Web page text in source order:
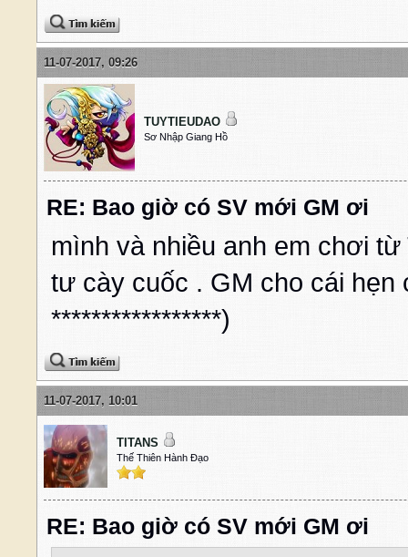
11-07-2017, 09:26
TUYTIEUDAO
Sơ Nhập Giang Hồ
RE: Bao giờ có SV mới GM ơi
mình và nhiều anh em chơi
tư cày cuốc . GM cho cái hẹn
*****************)
11-07-2017, 10:01
TITANS
Thế Thiên Hành Đạo
RE: Bao giờ có SV mới GM ơi